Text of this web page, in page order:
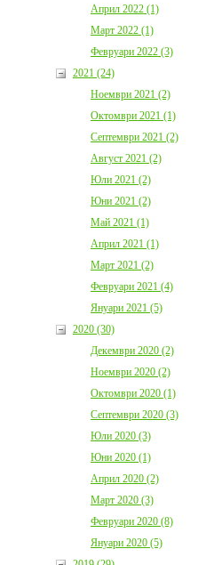
Април 2022 (1)
Март 2022 (1)
Февруари 2022 (3)
2021 (24)
Ноември 2021 (2)
Октомври 2021 (1)
Септември 2021 (2)
Август 2021 (2)
Юли 2021 (2)
Юни 2021 (2)
Май 2021 (1)
Април 2021 (1)
Март 2021 (2)
Февруари 2021 (4)
Януари 2021 (5)
2020 (30)
Декември 2020 (2)
Ноември 2020 (2)
Октомври 2020 (1)
Септември 2020 (3)
Юли 2020 (3)
Юни 2020 (1)
Април 2020 (2)
Март 2020 (3)
Февруари 2020 (8)
Януари 2020 (5)